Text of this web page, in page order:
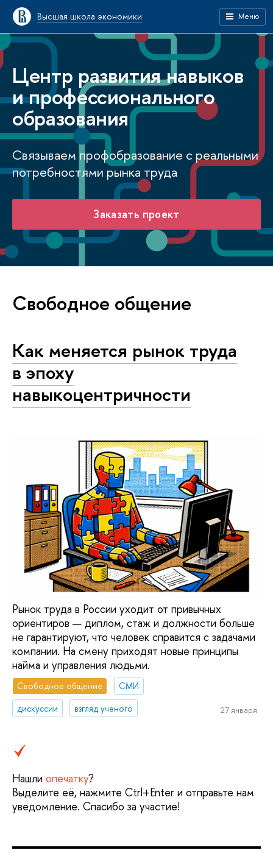
Высшая школа экономики Меню
Центр развития навыков
и профессионального
образования
Связываем профобразование с реальными
потребностями рынка труда
Заказать проект
Свободное общение
Как меняется рынок труда
в эпоху
навыкоцентричности
Рынок труда в России уходит от привычных
ориентиров — диплом, стаж и должности больше
не гарантируют, что человек справится с задачами
компании. На смену приходят новые принципы
найма и управления людьми.
Свободное общение
СМИ
дискуссии
взгляд ученого 27 января
Нашли опечатку?
Выделите её, нажмите Ctrl+Enter и отправьте нам
уведомление. Спасибо за участие!